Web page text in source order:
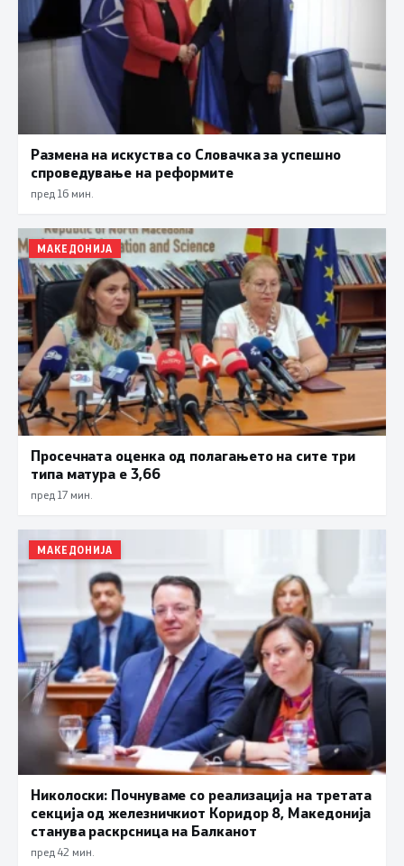
Размена на искуства со Словачка за успешно
спроведување на реформите
пред 16 мин.
МАКЕДОНИЈА
Просечната оценка од полагањето на сите три
типа матура е 3,66
пред 17 мин.
МАКЕДОНИЈА
Николоски: Почнуваме со реализација на третата
секција од железничкиот Коридор 8, Македонија
станува раскрсница на Балканот
пред 42 мин.